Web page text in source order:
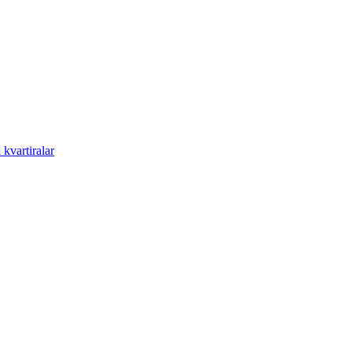
kvartiralar